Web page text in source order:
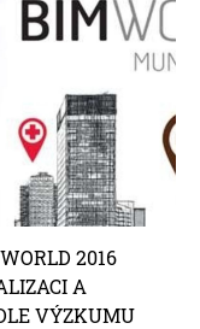
2016
A
VÝZKUMU